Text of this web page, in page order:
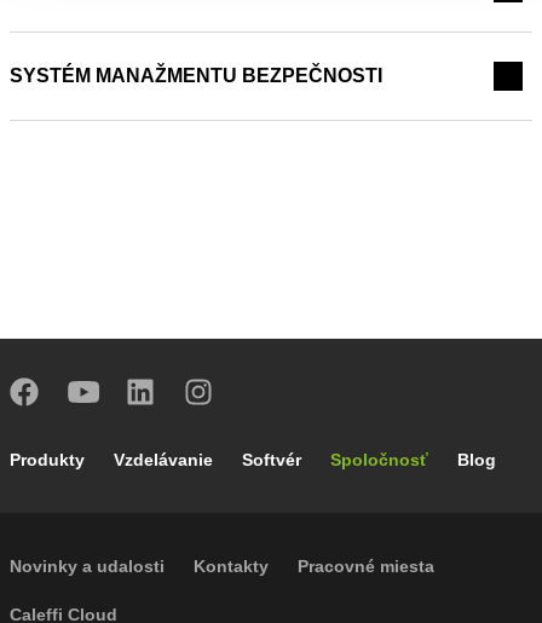
SYSTÉM MANAŽMENTU BEZPEČNOSTI
Footer main navigation
Produkty Vzdelávanie Softvér Spoločnosť Blog
Footer secondary navigation
Novinky a udalosti Kontakty Pracovné miesta
Caleffi Cloud